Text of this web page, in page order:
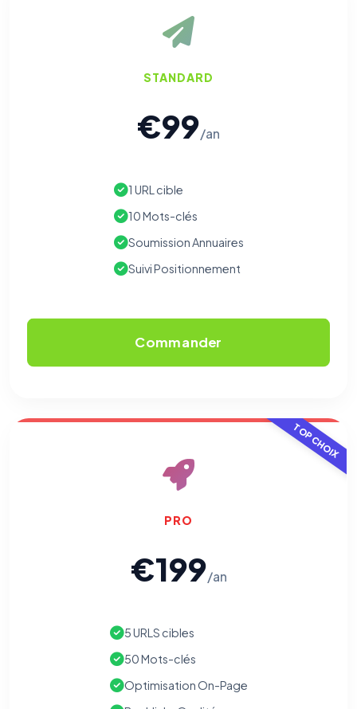
STANDARD
€99/an
1 URL cible
10 Mots-clés
Soumission Annuaires
Suivi Positionnement
Commander
TOP CHOIX
PRO
€199/an
5 URLS cibles
50 Mots-clés
Optimisation On-Page